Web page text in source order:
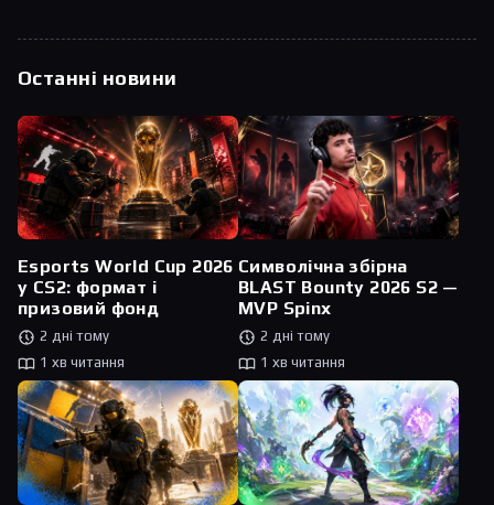
Останні новини
Esports World Cup 2026
у CS2: формат і
призовий фонд
2 дні тому
1 хв читання
Символічна збірна
BLAST Bounty 2026 S2 —
MVP Spinx
2 дні тому
1 хв читання